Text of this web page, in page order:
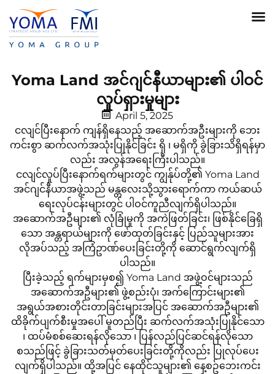
Yoma Land အင်ဂျင်နီယာများ၏ ပါဝင်
လှုပ်ရှားမှုများ
April 5, 2025
ငလျင်ပြီးနောက် ကျန်ရှိနေသည့် အဆောက်အဦးများကို ဘေး
ကင်းစွာ ဆက်လက်အသုံးပြုနိုင်ခြင်း ရှိ ၊ မရှိကို ခွဲခြားသိရှိရန်မှာ
လည်း အလွန်အရေးကြီးပါသည်။
ငလျင်လှုပ်ပြီးနောက်ရက်များတွင် ကျွန်ုပ်တို့၏ Yoma Land
အင်ဂျင်နီယာအဖွဲ့သည် မန္တလေးသို့သွားရောက်ကာ ကယ်ဆယ်
ရေးလုပ်ငန်းများတွင် ပါဝင်ကူညီလျက်ရှိပါသည်။
အဆောက်အဦများ၏ လုံခြုံမှုကို အကဲဖြတ်ခြင်း၊ ဖြစ်နိုင်ခြေရှိ
သော အန္တရာယ်များကို ဖော်ထုတ်ခြင်းနှင့် ပြည်သူများအား
လိုအပ်သည့် အကြံဥာဏ်ပေးခြင်းတို့ကို ဆောင်ရွက်လျက်ရှိ
ပါသည်။
ပြီးခဲ့သည့် ရက်များမှစ၍ Yoma Land အဖွဲ့ဝင်များသည်
အဆောက်အဦများ၏ ဖွဲ့စည်းပုံ၊ အက်ကြောင်းများ၏
အရွယ်အစားတိုင်းတာခြင်းများအပြင် အဆောက်အဦများ၏
ထိခိုက်ပျက်စီးမှုအပေါ် မူတည်ပြီး ဆက်လက်အသုံးပြုနိုင်သော
၊ ထပ်မံစစ်ဆေးရန်လိုသော ၊ ပြန်လည်ပြင်ဆင်ရန်လိုသော
စသည်ဖြင့် ခွဲခြားသတ်မှတ်ပေးခြင်းတို့ကိုလည်း ပြုလုပ်ပေး
လျက်ရှိပါသည်။ ထို့အပြင် နေထိုင်သူများ၏ နေ့စဥ်ဘေးကင်း